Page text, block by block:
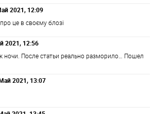
2021, 12:09
це в своєму блозі
2021, 12:56
ночи. После статьи реально разморило… Пошел
2021, 13:07